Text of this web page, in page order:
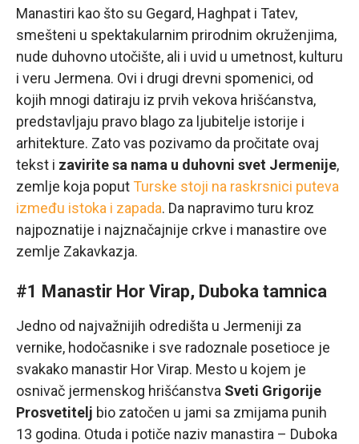
Manastiri kao što su Gegard, Haghpat i Tatev,
smešteni u spektakularnim prirodnim okruženjima,
nude duhovno utočište, ali i uvid u umetnost, kulturu
i veru Jermena. Ovi i drugi drevni spomenici, od
kojih mnogi datiraju iz prvih vekova hrišćanstva,
predstavljaju pravo blago za ljubitelje istorije i
arhitekture. Zato vas pozivamo da pročitate ovaj
tekst i zavirite sa nama u duhovni svet Jermenije,
zemlje koja poput Turske stoji na raskrsnici puteva
između istoka i zapada. Da napravimo turu kroz
najpoznatije i najznačajnije crkve i manastire ove
zemlje Zakavkazja.
#1 Manastir Hor Virap, Duboka tamnica
Jedno od najvažnijih odredišta u Jermeniji za
vernike, hodočasnike i sve radoznale posetioce je
svakako manastir Hor Virap. Mesto u kojem je
osnivač jermenskog hrišćanstva Sveti Grigorije
Prosvetitelj bio zatočen u jami sa zmijama punih
13 godina. Otuda i potiče naziv manastira – Duboka